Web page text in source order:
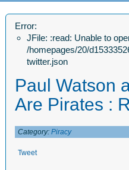
Error:
JFile: :read: Unable to
/homepages/20/
twitter.json
Paul Watson
Are Pirates :
Category: Piracy
Tweet